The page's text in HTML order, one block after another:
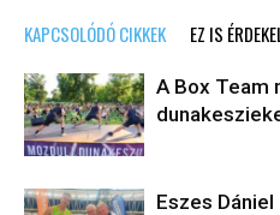
KAPCSOLÓDÓ CIKKEK EZ IS
A Box Team
Eszes